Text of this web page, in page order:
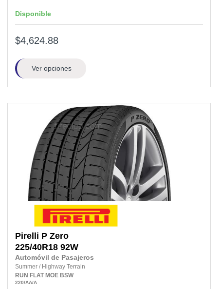
Disponible
$4,624.88
Ver opciones
Pirelli P Zero
225/40R18 92W
Automóvil de Pasajeros
Summer / Highway Terrain
RUN FLAT MOE BSW
220/AA/A